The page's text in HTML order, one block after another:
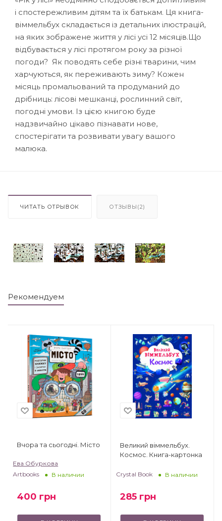
і спостережливим дітям та їх батькам. Ця книга-
віммельбух складається із детальних ілюстрацій,
на яких зображене життя у лісі усі 12 місяців.Що
відбувається у лісі протягом року за різної
погоди? Як поводять себе різні тварини, чим
харчуються, як переживають зиму? Кожен
місяць промальований та продуманий до
дрібниць: лісові мешканці, рослинний світ,
погодні умови. Із цією книгою буде
надзвичайно цікаво пізнавати нове,
спостерігати та розвивати увагу вашого
малюка.
ЧИТАТЬ ОТРЫВОК ОТЗЫВЫ(2)
Рекомендуем
Вчора та сьогодні. Місто
Ева Обуркова
Artbooks
В наличии
400 грн
Великий віммельбух.
Космос. Книга-картонка
Crystal Book В наличии
285 грн